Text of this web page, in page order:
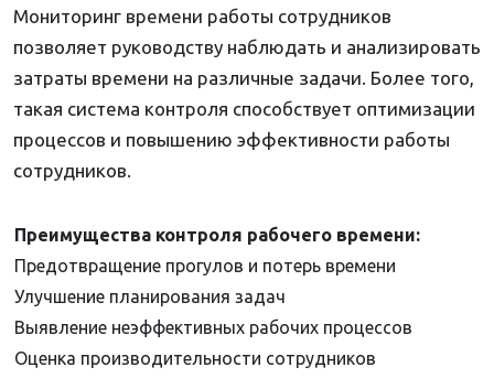
Мониторинг времени работы сотрудников
позволяет руководству наблюдать и анализировать
затраты времени на различные задачи. Более того,
такая система контроля способствует оптимизации
процессов и повышению эффективности работы
сотрудников.
Преимущества контроля рабочего времени:
Предотвращение прогулов и потерь времени
Улучшение планирования задач
Выявление неэффективных рабочих процессов
Оценка производительности сотрудников